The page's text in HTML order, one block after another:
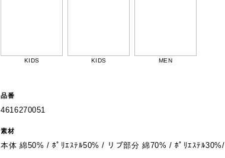
KIDS KIDS MEN
品番
4616270051
素材
本体 綿50% / ﾎﾟﾘｴｽﾃﾙ50% / リブ部分 綿70% / ﾎﾟﾘｴｽﾃﾙ30%/